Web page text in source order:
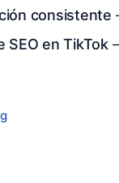
consistente
SEO en TikTok